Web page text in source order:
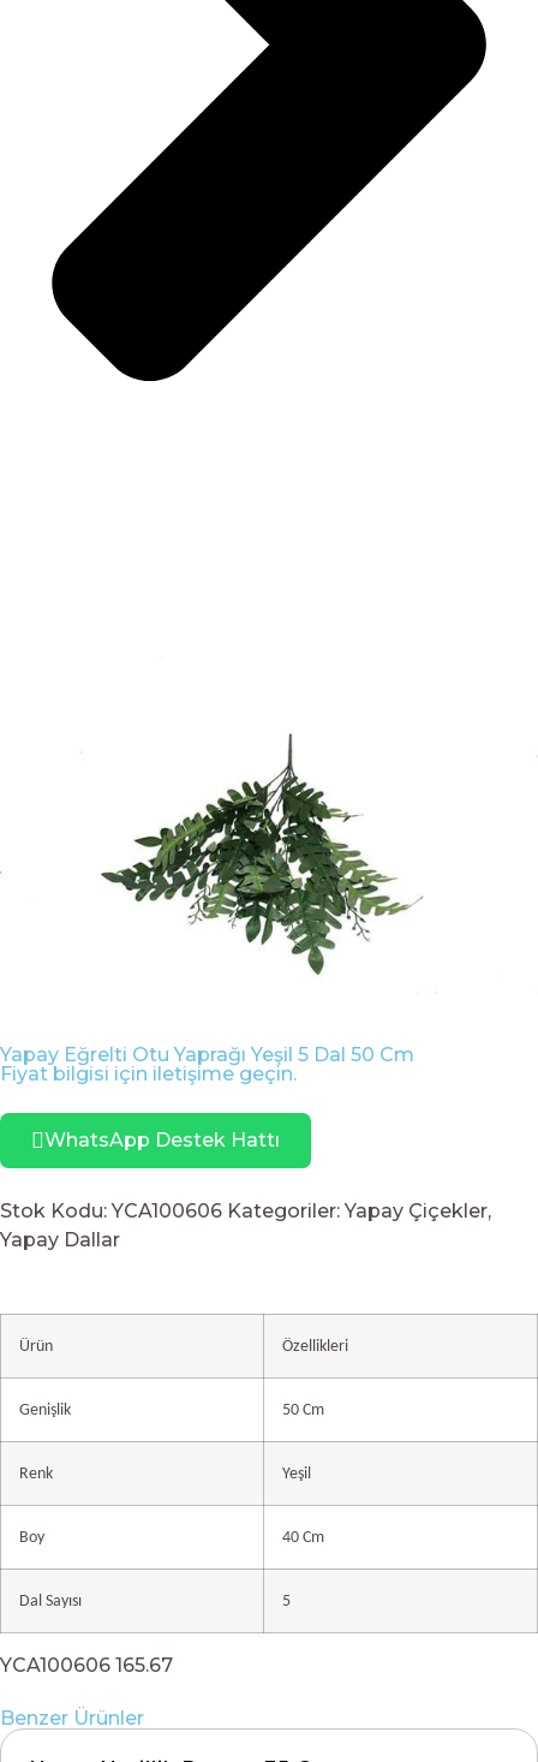
Yapay Eğrelti Otu Yaprağı Yeşil 5 Dal 50 Cm
Fiyat bilgisi için iletişime geçin.
WhatsApp Destek Hattı
Stok Kodu:YCA100606 Kategoriler: Yapay Çiçekler,
Yapay Dallar
Ürün Özellikleri
Genişlik 50 Cm
Renk Yeşil
Boy 40 Cm
Dal Sayısı 5
YCA100606 165.67
Benzer Ürünler